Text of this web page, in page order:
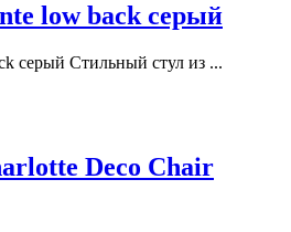
low back серый
серый Стильный стул из ...
Deco Chair